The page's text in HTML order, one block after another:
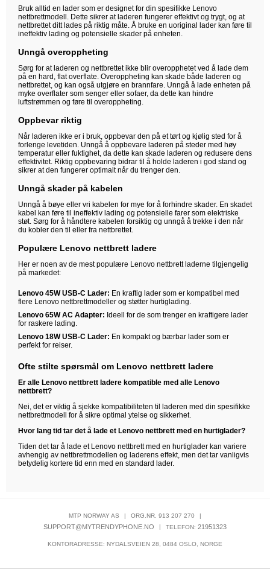
Bruk alltid en lader som er designet for din spesifikke Lenovo
nettbrettmodell. Dette sikrer at laderen fungerer effektivt og trygt, og at
nettbrettet ditt lades på riktig måte. Å bruke en uoriginal lader kan føre til
ineffektiv lading og potensielle skader på enheten.
Unngå overoppheting
Sørg for at laderen og nettbrettet ikke blir overopphetet ved å lade dem
på en hard, flat overflate. Overoppheting kan skade både laderen og
nettbrettet, og kan også utgjøre en brannfare. Unngå å lade enheten på
myke overflater som senger eller sofaer, da dette kan hindre
luftstrømmen og føre til overoppheting.
Oppbevar riktig
Når laderen ikke er i bruk, oppbevar den på et tørt og kjølig sted for å
forlenge levetiden. Unngå å oppbevare laderen på steder med høy
temperatur eller fuktighet, da dette kan skade laderen og redusere dens
effektivitet. Riktig oppbevaring bidrar til å holde laderen i god stand og
sikrer at den fungerer optimalt når du trenger den.
Unngå skader på kabelen
Unngå å bøye eller vri kabelen for mye for å forhindre skader. En skadet
kabel kan føre til ineffektiv lading og potensielle farer som elektriske
støt. Sørg for å håndtere kabelen forsiktig og unngå å trekke i den når
du kobler den til eller fra nettbrettet.
Populære Lenovo nettbrett ladere
Her er noen av de mest populære Lenovo nettbrett laderne tilgjengelig
på markedet:
Lenovo 45W USB-C Lader: En kraftig lader som er kompatibel med
flere Lenovo nettbrettmodeller og støtter hurtiglading.
Lenovo 65W AC Adapter: Ideell for de som trenger en kraftigere lader
for raskere lading.
Lenovo 18W USB-C Lader: En kompakt og bærbar lader som er
perfekt for reiser.
Ofte stilte spørsmål om Lenovo nettbrett ladere
Er alle Lenovo nettbrett ladere kompatible med alle Lenovo
nettbrett?
Nei, det er viktig å sjekke kompatibiliteten til laderen med din spesifikke
nettbrettmodell for å sikre optimal ytelse og sikkerhet.
Hvor lang tid tar det å lade et Lenovo nettbrett med en hurtiglader?
Tiden det tar å lade et Lenovo nettbrett med en hurtiglader kan variere
avhengig av nettbrettmodellen og laderens effekt, men det tar vanligvis
betydelig kortere tid enn med en standard lader.
MTP NORWAY AS | ORG.NR. 913 207 270 |
SUPPORT@MYTRENDYPHONE.NO | TELEFON: 21951323
KONTORADRESSE: NYDALSVEIEN 28, 0484 OSLO, NORGE